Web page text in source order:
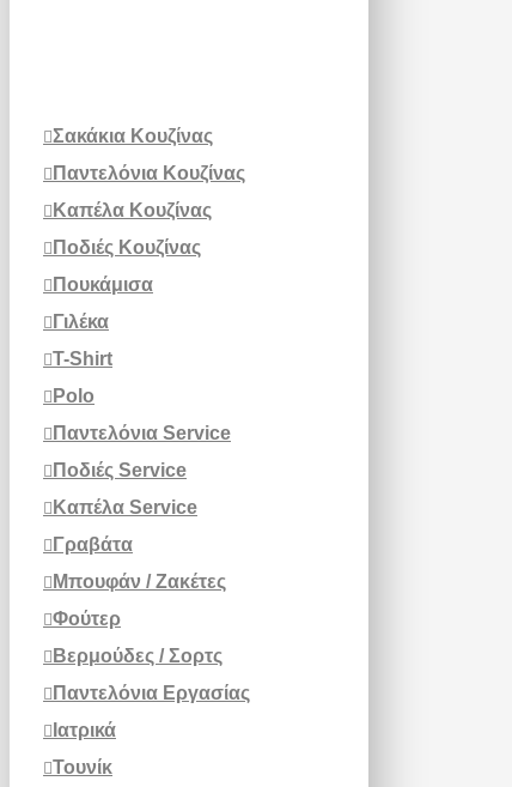
Σακάκια Κουζίνας
Παντελόνια Κουζίνας
Καπέλα Κουζίνας
Ποδιές Κουζίνας
Πουκάμισα
Γιλέκα
T-Shirt
Polo
Παντελόνια Service
Ποδιές Service
Καπέλα Service
Γραβάτα
Μπουφάν / Ζακέτες
Φούτερ
Βερμούδες / Σορτς
Παντελόνια Εργασίας
Ιατρικά
Τουνίκ